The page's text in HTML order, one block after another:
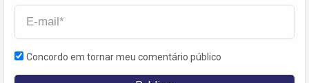
Concordo em tornar meu comentário público